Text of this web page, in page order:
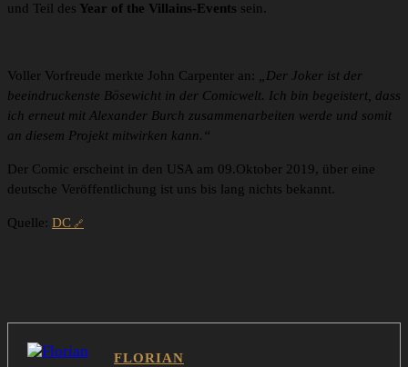
und Teil des Year of the Villains-Events sein.
Voller Vorfreude merkte John Carpenter an: „Der Joker ist der
beeindruckenste Bösewicht in der Comicwelt. Ich bin begeistert, dass
ich erneut mit Alexander Burch zusammenarbeiten werde und somit
an diesem Projekt mitwirken kann.“
Der Comic erscheint in den USA am 09.Oktober 2019, über eine
deutsche Veröffentlichung ist uns bis lang nichts bekannt.
Quelle: DC
FLORIAN